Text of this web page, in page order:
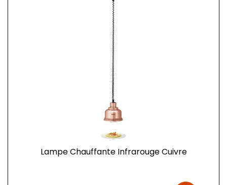
Lampe Chauffante Infrarouge Cuivre